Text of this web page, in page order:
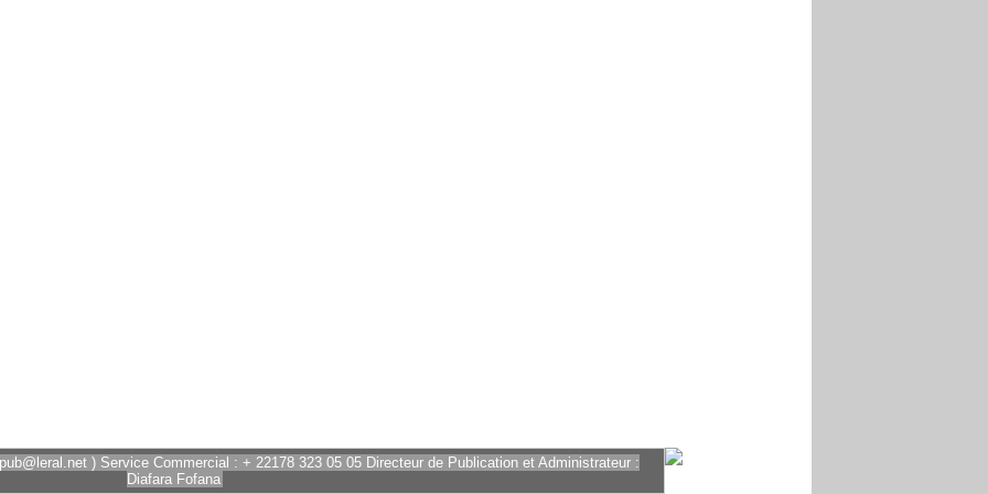
) Service Commercial : + 22178 323 05 05 Directeur de Publication et Administrateur :
Diafara Fofana